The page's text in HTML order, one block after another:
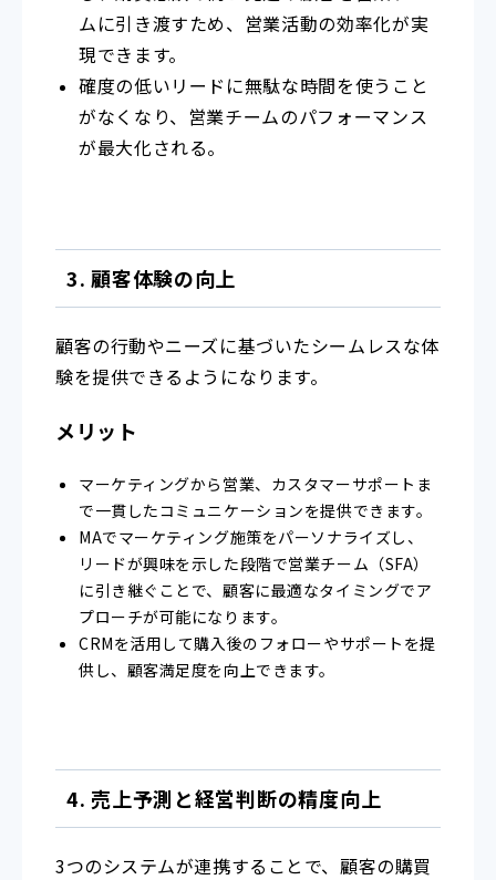
ムに引き渡すため、営業活動の効率化が実
現できます。
確度の低いリードに無駄な時間を使うこと
がなくなり、営業チームのパフォーマンス
が最大化される。
3. 顧客体験の向上
顧客の行動やニーズに基づいたシームレスな体
験を提供できるようになります。
メリット
マーケティングから営業、カスタマーサポートま
で一貫したコミュニケーションを提供できます。
MAでマーケティング施策をパーソナライズし、
リードが興味を示した段階で営業チーム（SFA）
に引き継ぐことで、顧客に最適なタイミングでア
プローチが可能になります。
CRMを活用して購入後のフォローやサポートを提
供し、顧客満足度を向上できます。
4. 売上予測と経営判断の精度向上
3つのシステムが連携することで、顧客の購買